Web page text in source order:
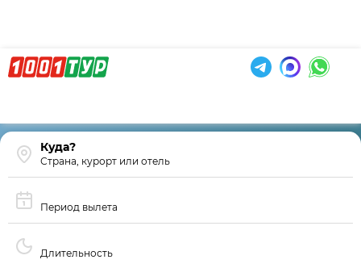
Страна, курорт или отель
Период вылета
Длительность